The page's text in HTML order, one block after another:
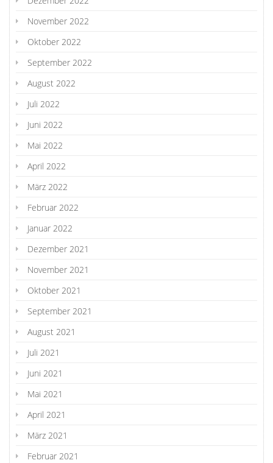
November 2022
Oktober 2022
September 2022
August 2022
Juli 2022
Juni 2022
Mai 2022
April 2022
März 2022
Februar 2022
Januar 2022
Dezember 2021
November 2021
Oktober 2021
September 2021
August 2021
Juli 2021
Juni 2021
Mai 2021
April 2021
März 2021
Februar 2021